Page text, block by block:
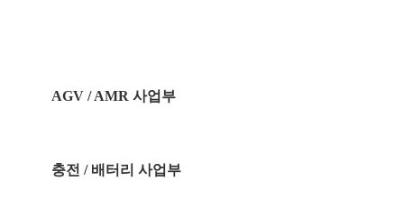
AGV / AMR 사업부
충전 / 배터리 사업부